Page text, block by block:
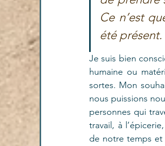
Ce n’est
été présent.
Je suis bien
humaine ou
sortes. Mon
nous puissions
personnes qui
travail, à
de notre temps et